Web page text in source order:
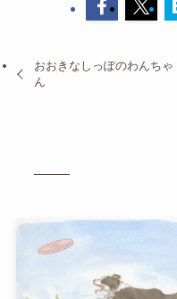
おおきなしっぽのわんちゃ
ん